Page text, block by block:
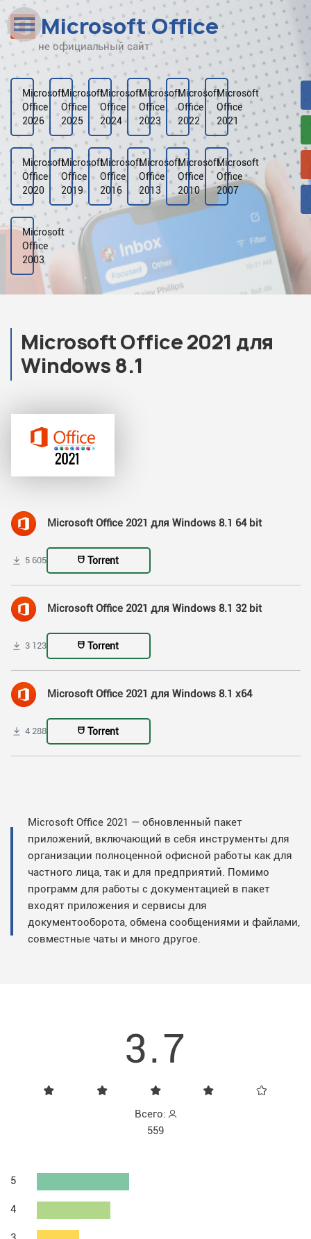
Наверх
Рейтинг
Видео
Галерея
Microsoft Office
не официальный сайт
Microsoft
Office
2026
Microsoft
Office
2025
Microsoft
Office
2024
Microsoft
Office
2023
Microsoft
Office
2022
Microsoft
Office
2021
Microsoft
Office
2020
Microsoft
Office
2019
Microsoft
Office
2016
Microsoft
Office
2013
Microsoft
Office
2010
Microsoft
Office
2007
Microsoft
Office
2003
Microsoft Office 2021 для
Windows 8.1
Microsoft Office 2021 для Windows 8.1 64 bit
5 605 Torrent
Microsoft Office 2021 для Windows 8.1 32 bit
3 123 Torrent
Microsoft Office 2021 для Windows 8.1 x64
4 288 Torrent
Microsoft Office 2021 — обновленный пакет
приложений, включающий в себя инструменты для
организации полноценной офисной работы как для
частного лица, так и для предприятий. Помимо
программ для работы с документацией в пакет
входят приложения и сервисы для
документооборота, обмена сообщениями и файлами,
совместные чаты и много другое.
3.7
Всего:
559
5
4